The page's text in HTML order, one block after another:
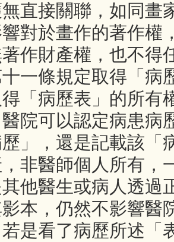
直接關聯，如同畫
對於畫作的著作權
作財產權，也不得
一條規定取得「病
「病歷表」的所有
院可以認定病患病
歷」，還是記載該
非醫師個人所有，
他醫生或病人透過
本，仍然不影響醫
是看了病歷所述「